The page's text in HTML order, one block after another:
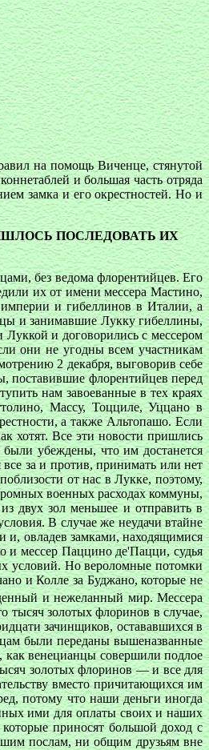
на помощь Виченце, стянутой
и большая часть отряда
замка и его окрестностей. Но и
ПОСЛЕДОВАТЬ ИХ
без ведома флорентийцев. Его
их от имени мессера Мастино,
и гибеллинов в Италии, а
и занимавшие Лукку гибеллины,
Луккой и договорились с мессером
они не угодны всем участникам
2 декабря, выговорив себе
поставившие флорентийцев перед
нам завоеванные в тех краях
Массу, Тоцциле, Уццано в
а также Альтопашо. Если
хотят. Все эти новости пришлись
убеждены, что им достанется
за и против, принимать или нет
от нас в Лукке, поэтому,
военных расходах коммуны,
двух зол меньшее и отправить в
В случае же неудачи втайне
и, овладев замками, находящимися
и мессер Паццино де'Пацци, судья
условий. Но вероломные потомки
и Колле за Буджано, которые не
и нежеланный мир. Мессера
тысяч золотых флоринов в случае,
зачинщиков, остававшихся в
были переданы вышеназванные
как венецианцы совершили подлое
золотых флоринов — и все для
вместо причитающихся им
потому что наши деньги иногда
ими для оплаты своих и наших
приносят большой доход с
послам, ни общим друзьям вне